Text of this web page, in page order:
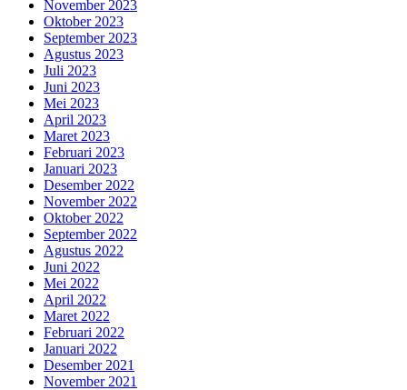
November 2023
Oktober 2023
September 2023
Agustus 2023
Juli 2023
Juni 2023
Mei 2023
April 2023
Maret 2023
Februari 2023
Januari 2023
Desember 2022
November 2022
Oktober 2022
September 2022
Agustus 2022
Juni 2022
Mei 2022
April 2022
Maret 2022
Februari 2022
Januari 2022
Desember 2021
November 2021